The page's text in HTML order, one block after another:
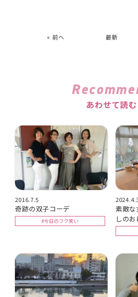
« 前へ 最新
あわせて読む
2016.7.5
奇跡の双子コーデ
#今日のフク笑い
素敵な
しのお